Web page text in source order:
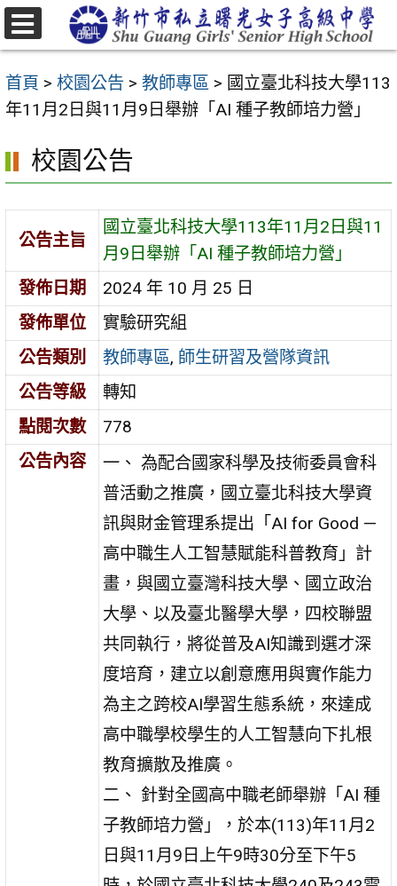
跳
至
要
內
區
首頁 > 校園公告 > 教師專區 > 國立臺北科技大學113
年11月2日與11月9日舉辦「AI 種子教師培力營」
校園公告
公告主旨
國立臺北科技大學113年11月2日與11
月9日舉辦「AI 種子教師培力營」
發佈日期
2024 年 10 月 25 日
發佈單位
實驗研究組
公告類別
教師專區, 師生研習及營隊資訊
公告等級
轉知
點閱次數
778
公告內容
一、 為配合國家科學及技術委員會科
普活動之推廣，國立臺北科技大學資
訊與財金管理系提出「AI for Good —
高中職生人工智慧賦能科普教育」計
畫，與國立臺灣科技大學、國立政治
大學、以及臺北醫學大學，四校聯盟
共同執行，將從普及AI知識到選才深
度培育，建立以創意應用與實作能力
為主之跨校AI學習生態系統，來達成
高中職學校學生的人工智慧向下扎根
教育擴散及推廣。
二、 針對全國高中職老師舉辦「AI 種
子教師培力營」，於本(113)年11月2
日與11月9日上午9時30分至下午5
選
單